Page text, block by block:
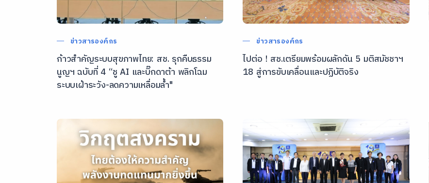
ข่าวสารองค์กร
ก้าวสำคัญระบบสุขภาพไทย: สช. รุกคืบธรรม
นูญฯ ฉบับที่ 4 “ชู AI และบิ๊กดาต้า พลิกโฉม
ระบบเฝ้าระวัง-ลดความเหลื่อมล้ำ"
ข่าวสารองค์กร
ไปต่อ ! สช.เตรียมพร้อมผลักดัน 5 มติสมัชชาฯ
18 สู่การขับเคลื่อนและปฏิบัติจริง